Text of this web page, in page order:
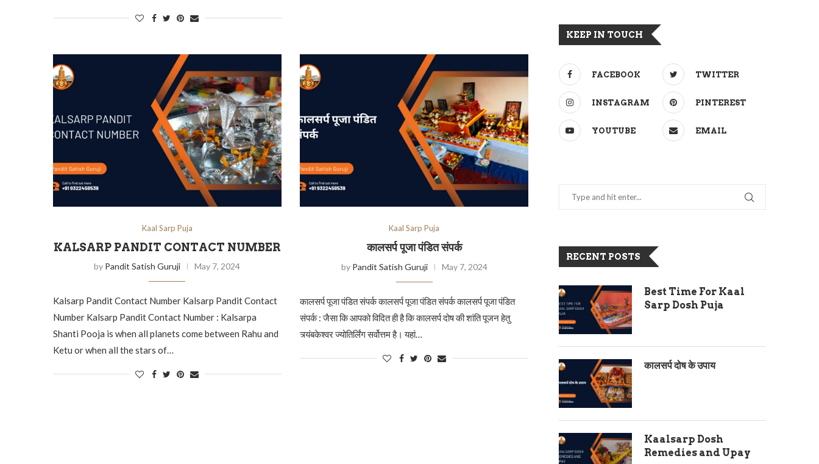
Kaal Sarp Puja
KALSARP PANDIT CONTACT NUMBER
by Pandit Satish Guruji May 7, 2024
Kalsarp Pandit Contact Number Kalsarp Pandit Contact
Number Kalsarp Pandit Contact Number : Kalsarpa
Shanti Pooja is when all planets come between Rahu and
Ketu or when all the stars of…
Kaal Sarp Puja
कालसर्प पूजा पंडित संपर्क
by Pandit Satish Guruji May 7, 2024
कालसर्प पूजा पंडित संपर्क कालसर्प पूजा पंडित संपर्क कालसर्प पूजा पंडित
संपर्क : जैसा कि आपको विदित ही है कि कालसर्प दोष की शांति पूजन हेतु
त्र्यंबकेश्वर ज्योतिर्लिंग सर्वोत्तम है। यहां…
KEEP IN TOUCH
FACEBOOK TWITTER
INSTAGRAM PINTEREST
YOUTUBE EMAIL
RECENT POSTS
Best Time For Kaal
Sarp Dosh Puja
कालसर्प दोष के उपाय
Kaalsarp Dosh
Remedies and Upay